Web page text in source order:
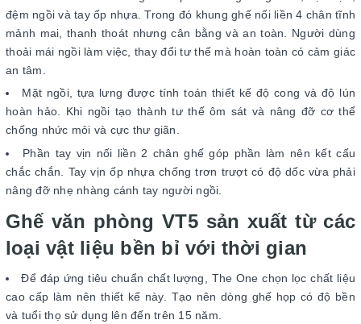
đệm ngồi và tay ốp nhựa. Trong đó khung ghế nối liền 4 chân tĩnh
mảnh mai, thanh thoát nhưng cân bằng và an toàn. Người dùng
thoải mái ngồi làm việc, thay đổi tư thế mà hoàn toàn có cảm giác
an tâm.
Mặt ngồi, tựa lưng được tính toán thiết kế độ cong và độ lún
hoàn hảo. Khi ngồi tạo thành tư thế ôm sát và nâng đỡ cơ thể
chống nhức mỏi và cực thư giãn.
Phần tay vịn nối liền 2 chân ghế góp phần làm nên kết cấu
chắc chắn. Tay vịn ốp nhựa chống trơn trượt có độ dốc vừa phải
nâng đỡ nhẹ nhàng cánh tay người ngồi.
Ghế văn phòng VT5 sản xuất từ các
loại vật liệu bền bỉ với thời gian
Để đáp ứng tiêu chuẩn chất lượng, The One chọn lọc chất liệu
cao cấp làm nên thiết kế này. Tạo nên dòng ghế họp có độ bền
và tuổi thọ sử dụng lên đến trên 15 năm.